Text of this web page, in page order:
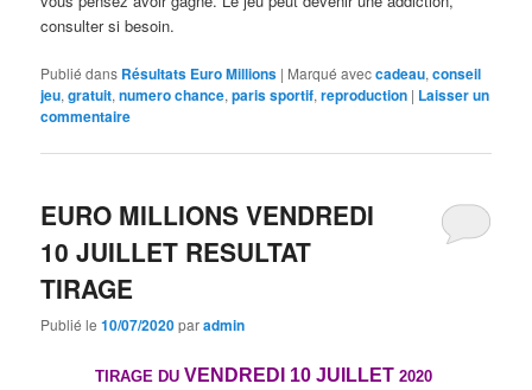
consulter si besoin.
Publié dans Résultats Euro Millions | Marqué aveccadeau,conseil
jeu,gratuit,numero chance,paris sportif,reproduction | Laisser un
commentaire
EURO MILLIONS VENDREDI
10 JUILLET RESULTAT
TIRAGE
Publié le10/07/2020paradmin
TIRAGE DU VENDREDI 10 JUILLET 2020